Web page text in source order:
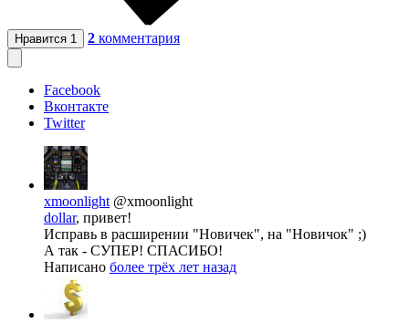
Нравится 1 2 комментария
Facebook
Вконтакте
Twitter
xmoonlight @xmoonlight
dollar, привет!
Исправь в расширении "Новичек", на "Новичок" ;)
А так - СУПЕР! СПАСИБО!
Написано более трёх лет назад